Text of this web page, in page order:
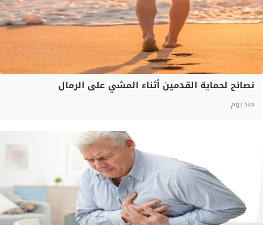
نصائح لحماية القدمين أثناء المشي على الرمال
منذ يوم